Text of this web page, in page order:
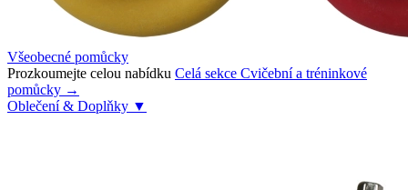
Všeobecné pomůcky
Prozkoumejte celou nabídku Celá sekce Cvičební a tréninkové
pomůcky →
Oblečení & Doplňky ▼